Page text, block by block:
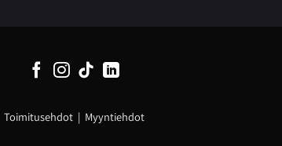
Toimitusehdot| Myyntiehdot